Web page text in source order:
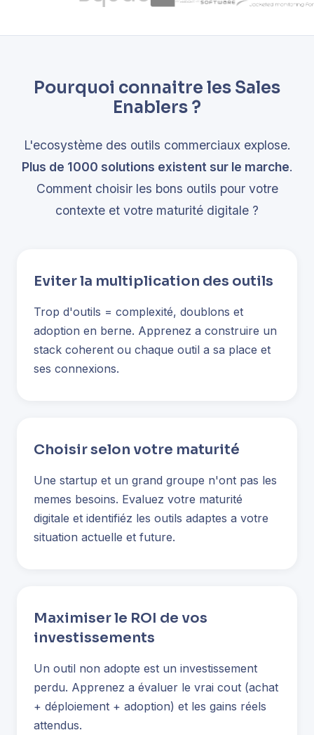
Pourquoi connaitre les Sales
Enablers ?
L'ecosystème des outils commerciaux explose.
Plus de 1000 solutions existent sur le marche.
Comment choisir les bons outils pour votre
contexte et votre maturité digitale ?
Eviter la multiplication des outils
Trop d'outils = complexité, doublons et
adoption en berne. Apprenez a construire un
stack coherent ou chaque outil a sa place et
ses connexions.
Choisir selon votre maturité
Une startup et un grand groupe n'ont pas les
memes besoins. Evaluez votre maturité
digitale et identifiéz les outils adaptes a votre
situation actuelle et future.
Maximiser le ROI de vos
investissements
Un outil non adopte est un investissement
perdu. Apprenez a évaluer le vrai cout (achat
+ déploiement + adoption) et les gains réels
attendus.